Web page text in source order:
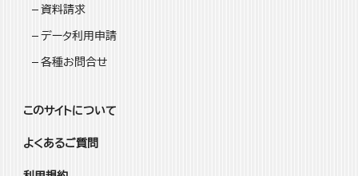
資料請求
データ利用申請
各種お問合せ
このサイトについて
よくあるご質問